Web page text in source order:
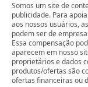
Somos um site de
publicidade. Para
aos nossos usuários,
podem ser de
Essa compensação
aparecem em nosso
proprietários e dados
produtos/ofertas são
ofertas financeiras ou